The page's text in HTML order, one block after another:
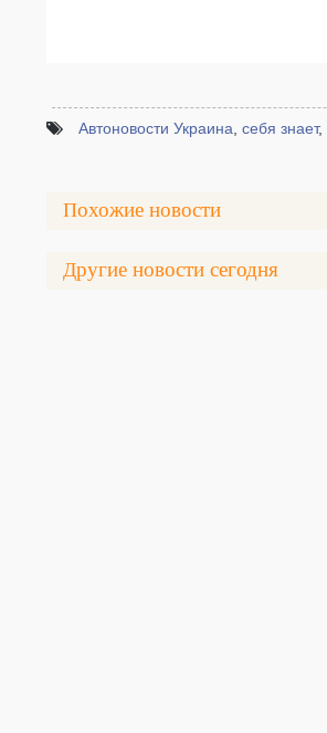
Автоновости Украина себя знает,
Похожие новости
Другие новости сегодня